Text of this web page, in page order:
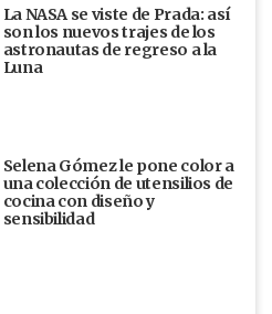
La NASA se viste de Prada: así
son los nuevos trajes de los
astronautas de regreso a la
Luna
Selena Gómez le pone color a
una colección de utensilios de
cocina con diseño y
sensibilidad